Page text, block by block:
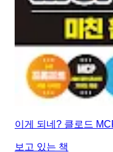
이게 되네? 클로드
보고 있는 책